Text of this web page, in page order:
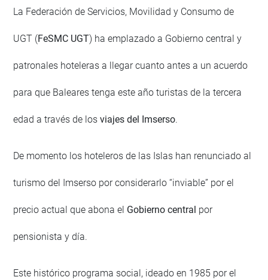
La Federación de Servicios, Movilidad y Consumo de
UGT (FeSMC UGT) ha emplazado a Gobierno central y
patronales hoteleras a llegar cuanto antes a un acuerdo
para que Baleares tenga este año turistas de la tercera
edad a través de losviajes del Imserso.
De momento los hoteleros de las Islas han renunciado al
turismo del Imserso por considerarlo “inviable” por el
precio actual que abona el Gobierno central por
pensionista y día.
Este histórico programa social, ideado en 1985 por el